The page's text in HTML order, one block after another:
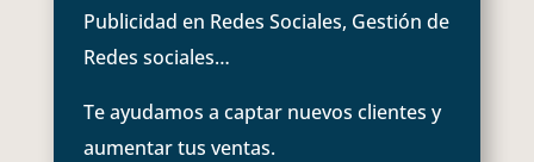
Publicidad en Redes Sociales, Gestión de
Redes sociales…
Te ayudamos a captar nuevos clientes y
aumentar tus ventas.